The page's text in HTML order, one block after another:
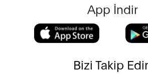
App İndir
Bizi Takip